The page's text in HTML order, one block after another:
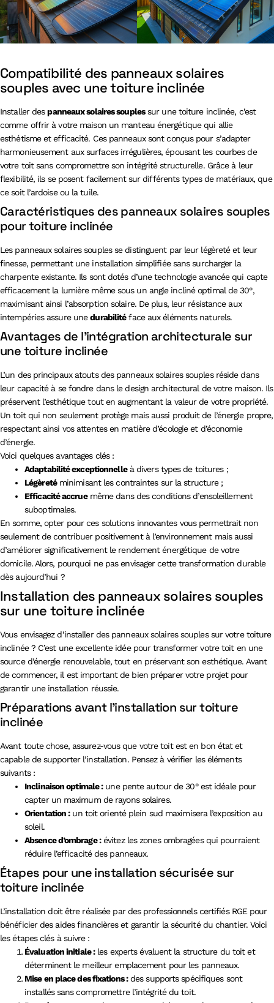
Compatibilité des panneaux solaires
souples avec une toiture inclinée
Installer despanneaux solaires souplessur une toiture inclinée, c’est
comme offrir à votre maison un manteau énergétique qui allie
esthétisme et efficacité. Ces panneaux sont conçus pour s’adapter
harmonieusement aux surfaces irrégulières, épousant les courbes de
votre toit sans compromettre son intégrité structurelle. Grâce à leur
flexibilité, ils se posent facilement sur différents types de matériaux, que
ce soit l’ardoise ou la tuile.
Caractéristiques des panneaux solaires souples
pour toiture inclinée
Les panneaux solaires souples se distinguent par leur légèreté et leur
finesse, permettant une installation simplifiée sans surcharger la
charpente existante. Ils sont dotés d’une technologie avancée qui capte
efficacement la lumière même sous un angle incliné optimal de 30°,
maximisant ainsi l’absorption solaire. De plus, leur résistance aux
intempéries assure unedurabilitéface aux éléments naturels.
Avantages de l’intégration architecturale sur
une toiture inclinée
L’un des principaux atouts des panneaux solaires souples réside dans
leur capacité à se fondre dans le design architectural de votre maison. Ils
préservent l’esthétique tout en augmentant la valeur de votre propriété.
Un toit qui non seulement protège mais aussi produit de l’énergie propre,
respectant ainsi vos attentes en matière d’écologie et d’économie
d’énergie.
Voici quelques avantages clés :
Adaptabilité exceptionnelleà divers types de toitures ;
Légèretéminimisant les contraintes sur la structure ;
Efficacité accruemême dans des conditions d’ensoleillement
suboptimales.
En somme, opter pour ces solutions innovantes vous permettrait non
seulement de contribuer positivement à l’environnement mais aussi
d’améliorer significativement le rendement énergétique de votre
domicile. Alors, pourquoi ne pas envisager cette transformation durable
dès aujourd’hui ?
Installation des panneaux solaires souples
sur une toiture inclinée
Vous envisagez d’installer des panneaux solaires souples sur votre toiture
inclinée ? C’est une excellente idée pour transformer votre toit en une
source d’énergie renouvelable, tout en préservant son esthétique. Avant
de commencer, il est important de bien préparer votre projet pour
garantir une installation réussie.
Préparations avant l’installation sur toiture
inclinée
Avant toute chose, assurez-vous que votre toit est en bon état et
capable de supporter l’installation. Pensez à vérifier les éléments
suivants :
Inclinaison optimale :une pente autour de 30° est idéale pour
capter un maximum de rayons solaires.
Orientation :un toit orienté plein sud maximisera l’exposition au
soleil.
Absence d’ombrage :évitez les zones ombragées qui pourraient
réduire l’efficacité des panneaux.
Étapes pour une installation sécurisée sur
toiture inclinée
L’installation doit être réalisée par des professionnels certifiés RGE pour
bénéficier des aides financières et garantir la sécurité du chantier. Voici
les étapes clés à suivre :
Évaluation initiale :les experts évaluent la structure du toit et
déterminent le meilleur emplacement pour les panneaux.
Mise en place des fixations :des supports spécifiques sont
installés sans compromettre l’intégrité du toit.